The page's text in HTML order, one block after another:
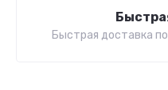
Быстрая доставка